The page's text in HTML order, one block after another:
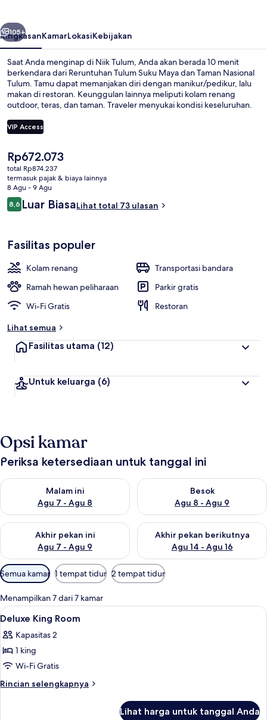
Berikutnya
105+
RingkasanKamarLokasiKebijakan
Saat Anda menginap di Niik Tulum, Anda akan berada 10 menit
berkendara dari Reruntuhan Tulum Suku Maya dan Taman Nasional
Tulum. Tamu dapat memanjakan diri dengan manikur/pedikur, lalu
makan di restoran. Keunggulan lainnya meliputi kolam renang
outdoor, teras, dan taman. Traveler menyukai kondisi keseluruhan.
VIP Access
Harga
saat
ini
Rp672.073
Rp672.073
total Rp874.237
termasuk pajak & biaya lainnya
8 Agu - 9 Agu
Ulasan
8,68,6 dari 10
Luar BiasaLihat total 73 ulasan
Fasilitas populer
Kolam renang
Transportasi bandara
Ramah hewan peliharaan
Parkir gratis
Wi-Fi Gratis
Restoran
Lihat semua
Fasilitas utama (12)
Untuk keluarga (6)
Opsi kamar
Periksa ketersediaan untuk tanggal ini
Malam ini
Agu 7 - Agu 8
Periksa ketersediaan untuk malam ini Agu 7 - Agu 8
Besok
Agu 8 - Agu 9
Periksa ketersediaan untuk
Akhir pekan ini
Agu 7 - Agu 9
Periksa ketersediaan untuk akhir pekan ini Agu 7 - Agu 9
Akhir pekan berikutnya
Agu 14 - Agu 16
Periksa ketersediaan untuk
Filter
tersedia
untuk
kamar
Semua kamar 1 tempat tidur 2 tempat tidur
Menampilkan 7 dari 7 kamar
Lihat
semua
foto
untuk
Deluxe
King
Seprai premium, minibar, brankas,
6
Deluxe King Room
Kapasitas 2
1 king
Wi-Fi Gratis
Rincian selengkapnya
Rincian
Lihat harga untuk tanggal Anda